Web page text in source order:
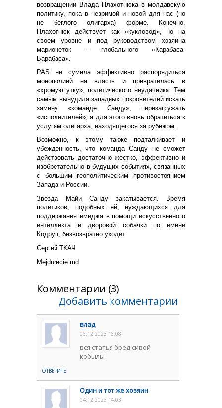
возвращении Влада Плахотнюка в молдавскую
политику, пока в незримой и новой для нас (но
не беглого олигарха) форме. Конечно,
Плахотнюк действует как «кукловод», но на
своем уровне и под руководством хозяина
марионеток – глобального «Карабаса-
Барабаса».
PAS не сумела эффективно распорядиться
монополией на власть и превратилась в
«хромую утку», политического неудачника. Тем
самым вынудила западных покровителей искать
замену «команде Санду», перезагружать
«исполнителей», а для этого вновь обратиться к
услугам олигарха, находящегося за рубежом.
Возможно, к этому также подталкивает и
убежденность, что команда Санду не сможет
действовать достаточно жестко, эффективно и
изобретательно в будущих событиях, связанных
с большим геополитическим противостоянием
Запада и России.
Звезда Майи Санду закатывается. Время
политиков, подобных ей, нуждающихся для
поддержания имиджа в помощи искусственного
интеллекта и дворовой собачки по имени
Кодруц, безвозвратно уходит.
Сергей ТКАЧ
Mejdurecie.md
Комментарии (3)
Добавить комментарии
влад
06.12.2023 16:08
вся статья бред сивой
кобылы
ОТВЕТИТЬ
Oдин и тот же хозяин
04.12.2023 14:03